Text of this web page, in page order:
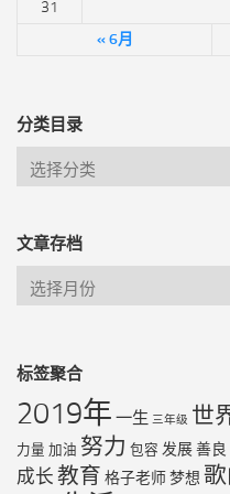
« 6月
31
分类目录
文章存档
标签聚合
2019年 一生 三年级 世
力量 加油 努力 包容 发展善良
成长 教育 格子老师梦想